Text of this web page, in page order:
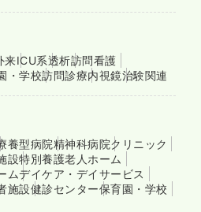
来ICU系透析訪問看護
・学校訪問診療内視鏡治験関連
養型病院精神科病院クリニック
設特別養護老人ホーム
ムデイケア・デイサービス
施設健診センター保育園・学校